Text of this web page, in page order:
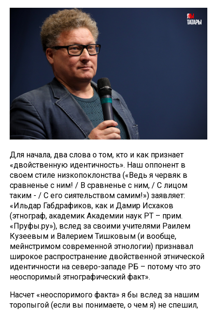
Для начала, два слова о том, кто и как признает
«двойственную идентичность». Наш оппонент в
своем стиле низкопоклонства («Ведь я червяк в
сравненье с ним! / В сравненье с ним, / С лицом
таким - / С его сиятельством самим!») заявляет:
«Ильдар Габдрафиков, как и Дамир Исхаков
(этнограф, академик Академии наук РТ – прим.
«Пруфы.ру»), вслед за своими учителями Раилем
Кузеевым и Валерием Тишковым (и вообще,
мейнстримом современной этнологии) признавал
широкое распространение двойственной этнической
идентичности на северо-западе РБ – потому что это
неоспоримый этнографический факт».
Насчет «неоспоримого факта» я бы вслед за нашим
торопыгой (если вы понимаете, о чем я) не спешил,